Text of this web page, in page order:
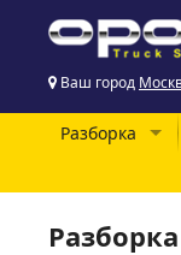
Ваш город
Разборка